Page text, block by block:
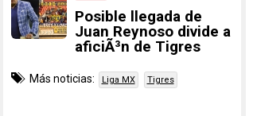
Posible llegada de
Juan Reynoso divide a
aficiÃ³n de Tigres
Más noticias: Liga MX Tigres